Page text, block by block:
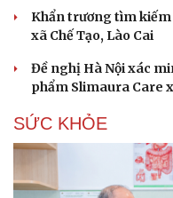
Khẩn trương tìm
xã Chế Tạo, Lào Cai
Đề nghị Hà Nội xác
phẩm Slimaura Care
SỨC KHỎE